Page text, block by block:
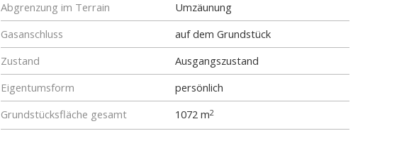
Abgrenzung im Terrain
Umzäunung
Gasanschluss
auf dem Grundstück
Zustand
Ausgangszustand
Eigentumsform
persönlich
Grundstücksfläche gesamt
1072 m2